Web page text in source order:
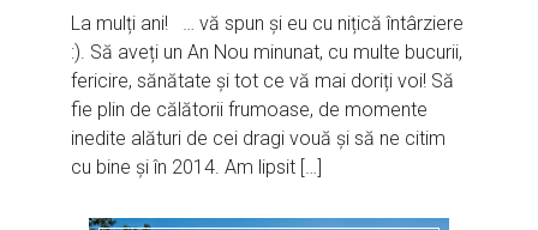
La mulți ani! … vă spun și eu cu nițică întârziere
:). Să aveți un An Nou minunat, cu multe bucurii,
fericire, sănătate și tot ce vă mai doriți voi! Să
fie plin de călătorii frumoase, de momente
inedite alături de cei dragi vouă și să ne citim
cu bine și în 2014. Am lipsit […]